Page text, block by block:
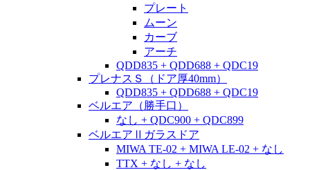
プレート
ムーン
カーブ
アーチ
QDD835 + QDD688 + QDC19
プレナスＳ（ドア厚40mm）
QDD835 + QDD688 + QDC19
ベルエア（勝手口）
なし + QDC900 + QDC899
ベルエアⅡガラスドア
MIWA TE-02 + MIWA LE-02 + なし
TTX + なし + なし